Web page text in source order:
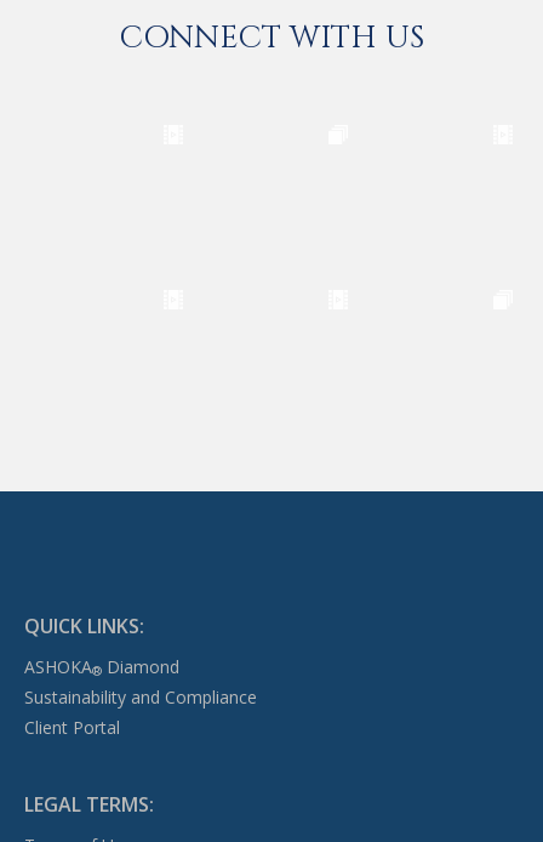
CONNECT WITH US
QUICK LINKS:
ASHOKA®Diamond
Sustainability and Compliance
Client Portal
LEGAL TERMS: